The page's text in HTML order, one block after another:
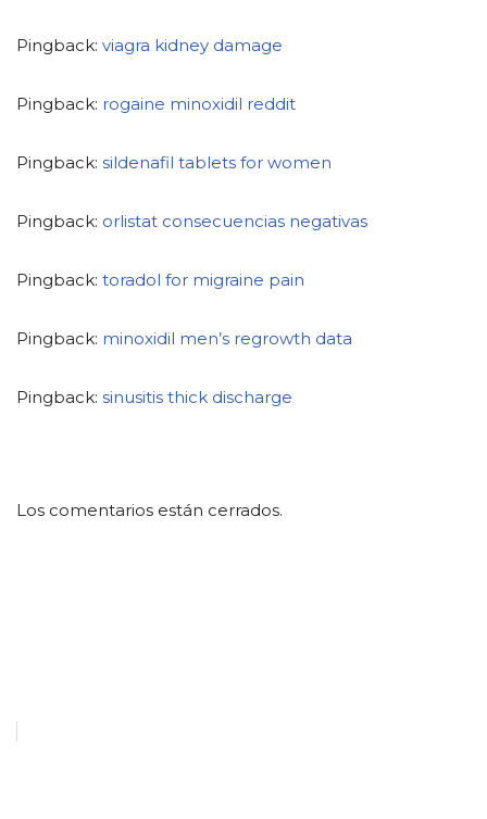
Pingback: viagra kidney damage
Pingback: rogaine minoxidil reddit
Pingback: sildenafil tablets for women
Pingback: orlistat consecuencias negativas
Pingback: toradol for migraine pain
Pingback: minoxidil men’s regrowth data
Pingback: sinusitis thick discharge
Los comentarios están cerrados.